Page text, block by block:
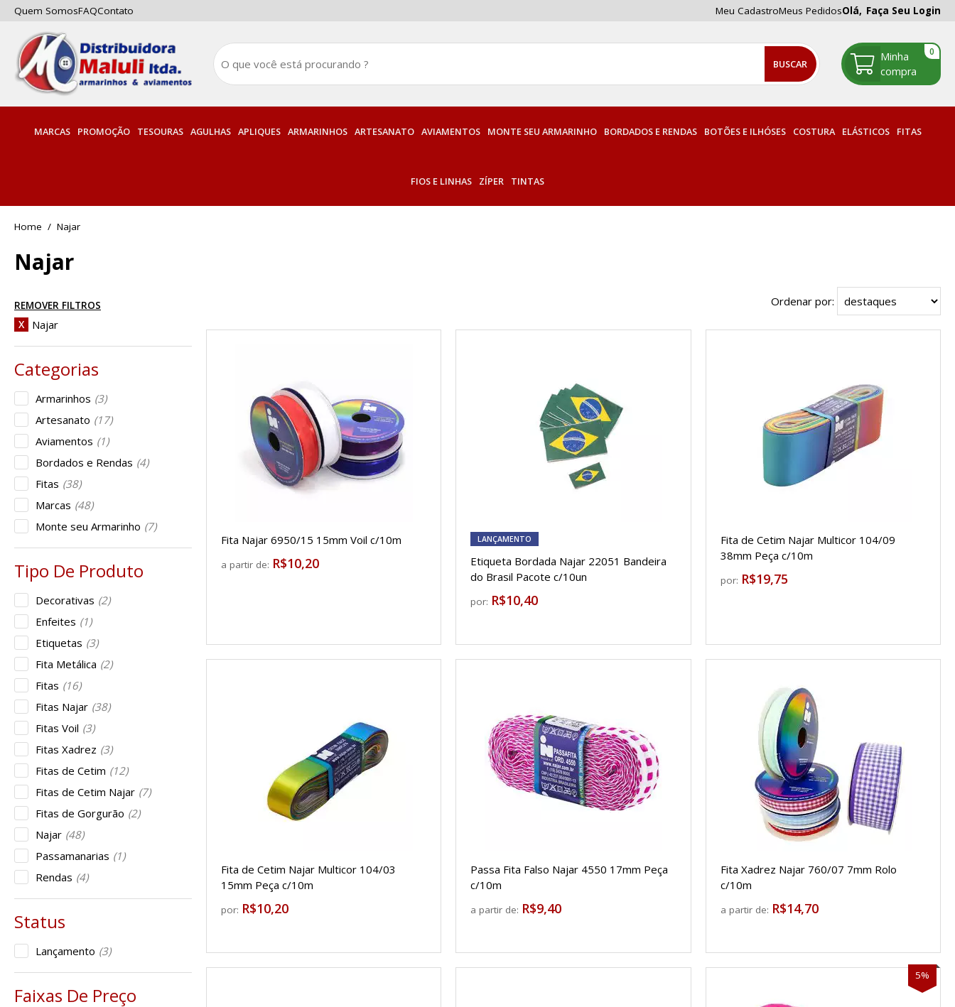
Quem SomosFAQContato Meu CadastroMeus PedidosOlá, Faça Seu Login
MARCAS PROMOÇÃO TESOURAS AGULHAS APLIQUES ARMARINHOS ARTESANATO AVIAMENTOS MONTE SEU ARMARINHO BORDADOS E RENDAS BOTÕES E ILHÓSES COSTURA ELÁSTICOS FITAS
FIOS E LINHAS ZÍPER TINTAS
0
Najar
Najar
REMOVER FILTROS
Najar
X
Armarinhos (3)
Artesanato (17)
Aviamentos (1)
Bordados e Rendas (4)
Fitas (38)
Marcas (48)
Monte seu Armarinho (7)
Decorativas (2)
Enfeites (1)
Etiquetas (3)
Fita Metálica (2)
Fitas (16)
Fitas Najar (38)
Fitas Voil (3)
Fitas Xadrez (3)
Fitas de Cetim (12)
Fitas de Cetim Najar (7)
Fitas de Gorgurão (2)
Najar (48)
Passamanarias (1)
Rendas (4)
Lançamento (3)
Ordenar por:
Fita Najar 6950/15 15mm Voil c/10m
a partir de: R$10,20
LANÇAMENTO
Etiqueta Bordada Najar 22051 Bandeira
do Brasil Pacote c/10un
por: R$10,40
Fita de Cetim Najar Multicor 104/09
38mm Peça c/10m
por: R$19,75
Fita de Cetim Najar Multicor 104/03
15mm Peça c/10m
por: R$10,20
Passa Fita Falso Najar 4550 17mm Peça
c/10m
a partir de: R$9,40
Fita Xadrez Najar 760/07 7mm Rolo
c/10m
a partir de: R$14,70
5%